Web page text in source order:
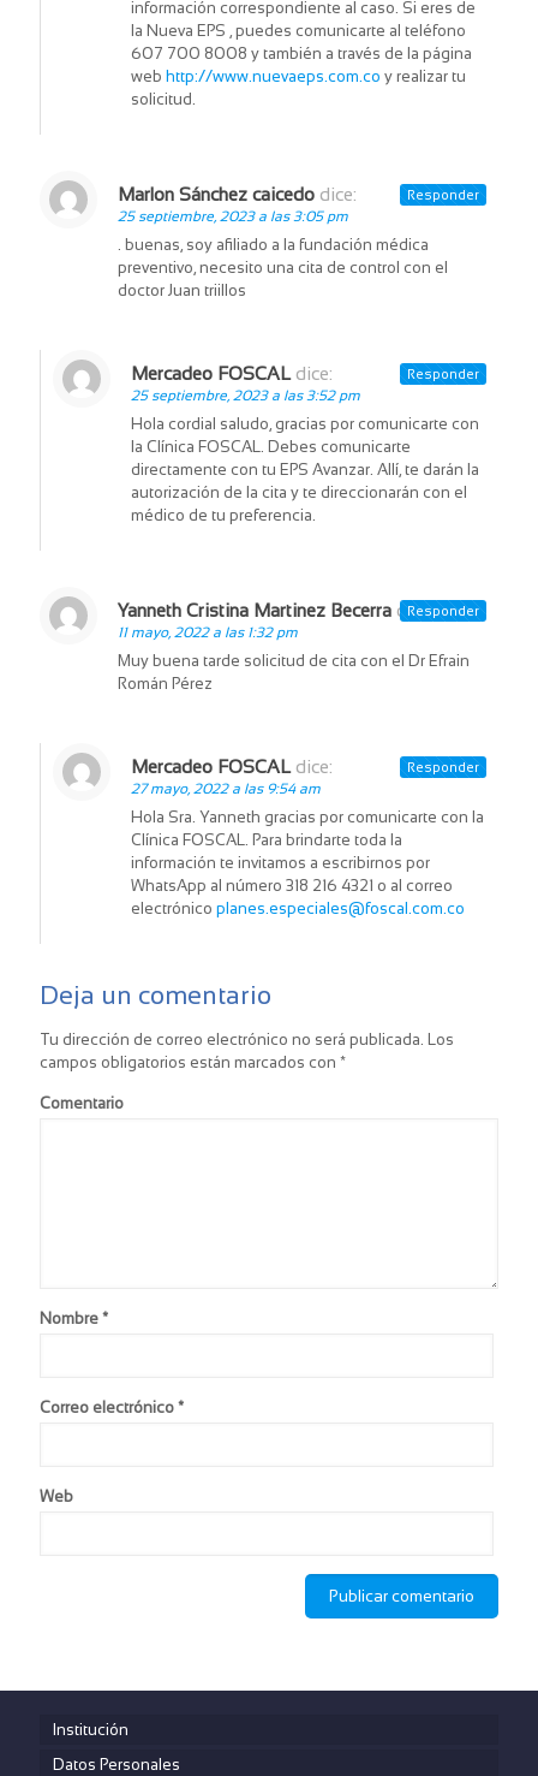
información correspondiente al caso. Si eres de
la Nueva EPS , puedes comunicarte al teléfono
607 700 8008 y también a través de la página
web http://www.nuevaeps.com.co y realizar tu
solicitud.
Marlon Sánchez caicedo dice:
25 septiembre, 2023 a las 3:05 pm
. buenas, soy afiliado a la fundación médica
preventivo, necesito una cita de control con el
doctor Juan triillos
Responder
Mercadeo FOSCAL dice:
25 septiembre, 2023 a las 3:52 pm
Hola cordial saludo, gracias por comunicarte con
la Clínica FOSCAL. Debes comunicarte
directamente con tu EPS Avanzar. Allí, te darán la
autorización de la cita y te direccionarán con el
médico de tu preferencia.
Responder
Yanneth Cristina Martinez Becerra dice:
11 mayo, 2022 a las 1:32 pm
Muy buena tarde solicitud de cita con el Dr Efrain
Román Pérez
Responder
Mercadeo FOSCAL dice:
27 mayo, 2022 a las 9:54 am
Hola Sra. Yanneth gracias por comunicarte con la
Clínica FOSCAL. Para brindarte toda la
información te invitamos a escribirnos por
WhatsApp al número 318 216 4321 o al correo
electrónico planes.especiales@foscal.com.co
Responder
Deja un comentario
Tu dirección de correo electrónico no será publicada. Los
campos obligatorios están marcados con *
Comentario
Nombre *
Correo electrónico *
Web
Institución
Datos Personales